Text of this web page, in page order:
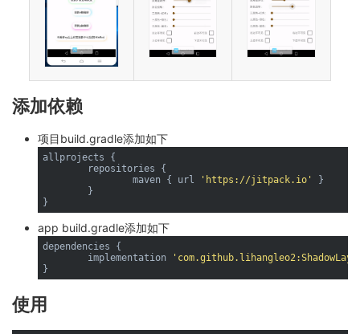
添加依赖
项目build.gradle添加如下
allprojects {
		maven { url
'https://jitpack.io'
}
app build.gradle添加如下
dependencies {
        implementation
使用